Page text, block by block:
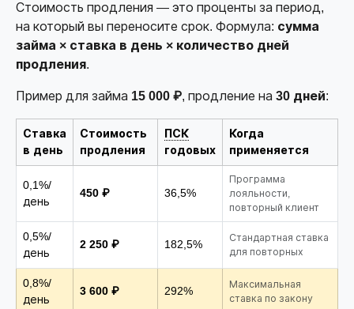
Стоимость продления — это проценты за период,
на который вы переносите срок. Формула: сумма
займа × ставка в день × количество дней
продления.
Пример для займа 15 000 ₽, продление на 30 дней:
Ставка
в день
Стоимость
продления
ПСК
годовых
Когда
применяется
0,1%/
день
450 ₽ 36,5%
Программа
лояльности,
повторный клиент
0,5%/
день
2 250 ₽ 182,5%
Стандартная ставка
для повторных
0,8%/
день
3 600 ₽ 292%
Максимальная
ставка по закону